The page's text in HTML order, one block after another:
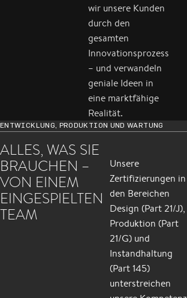
wir unsere Kunden
durch den
gesamten
Innovationsprozess
– und verwandeln
geniale Ideen in
eine marktfähige
Realität.
ENTWICKLUNG, PRODUKTION UND WARTUNG
ALLES, WAS SIE
BRAUCHEN –
VON EINEM
EINGESPIELTEN
TEAM
Unsere
Zertifizierungen in
den Bereichen
Design (Part 21/J),
Produktion (Part
21/G) und
Instandhaltung
(Part 145)
unterstreichen